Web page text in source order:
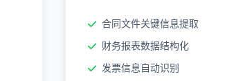
合同文件关键信息提取
财务报表数据结构化
发票信息自动识别